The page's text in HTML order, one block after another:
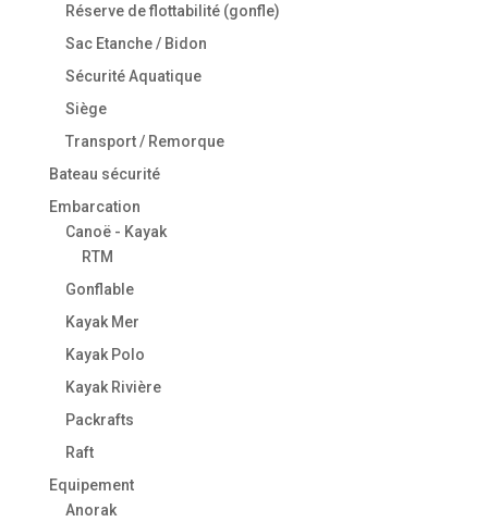
Réserve de flottabilité (gonfle)
Sac Etanche / Bidon
Sécurité Aquatique
Siège
Transport / Remorque
Bateau sécurité
Embarcation
Canoë - Kayak
RTM
Gonflable
Kayak Mer
Kayak Polo
Kayak Rivière
Packrafts
Raft
Equipement
Anorak